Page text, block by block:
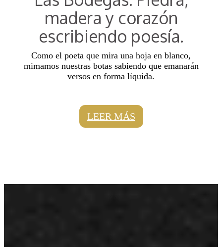
madera y corazón
escribiendo poesía.
Como el poeta que mira una hoja en blanco,
mimamos nuestras botas sabiendo que emanarán
versos en forma líquida.
LEER MÁS